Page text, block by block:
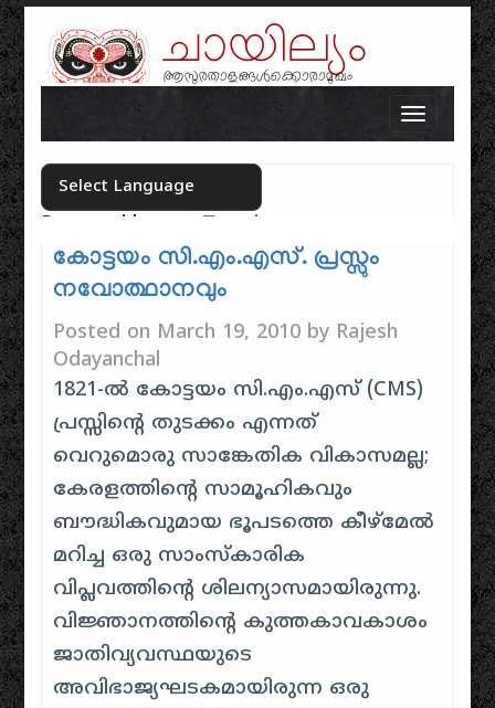
ചായില്യം
ആസുരതാളങ്ങൾക്കൊരാമുഖം
Skip to content
Toggle
Powered by Translate
കോട്ടയം സി.എം.എസ്. പ്രസ്സും
നവോത്ഥാനവും
Posted on March 19, 2010 by Rajesh
Odayanchal
1821-ൽ കോട്ടയം സി.എം.എസ് (CMS)
പ്രസ്സിന്റെ തുടക്കം എന്നത്
വെറുമൊരു സാങ്കേതിക വികാസമല്ല;
കേരളത്തിന്റെ സാമൂഹികവും
ബൗദ്ധികവുമായ ഭൂപടത്തെ കീഴ്മേൽ
മറിച്ച ഒരു സാംസ്കാരിക
വിപ്ലവത്തിന്റെ ശിലന്യാസമായിരുന്നു.
വിജ്ഞാനത്തിന്റെ കുത്തകാവകാശം
ജാതിവ്യവസ്ഥയുടെ
അവിഭാജ്യഘടകമായിരുന്ന ഒരു